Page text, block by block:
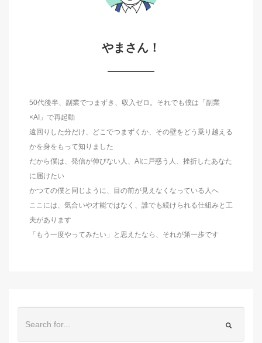
やまさん！
50代後半、副業でつまずき、収入ゼロ。それでも僕は「副業
×AI」で再起動
遠回りした分だけ、どこでつまずくか、その壁をどう乗り越える
かを身をもって知りました
だから僕は、発信が伸びない人、AIに戸惑う人、挫折したあなた
に届けたい
かつての僕と同じように、目の前が見えなくなっている人へ
ここには、気合いや才能ではなく、誰でも続けられる仕組みと工
夫があります
「もう一度やってみたい」と思えたなら、それが第一歩です